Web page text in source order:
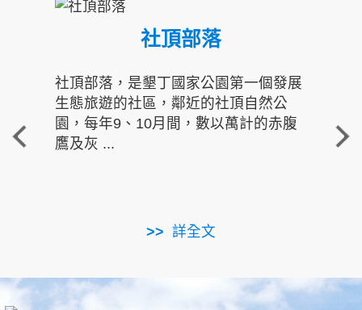
社頂部落
社頂部落，是墾丁國家公園第一個發展
生態旅遊的社區，鄰近的社頂自然公
園，每年9、10月間，數以萬計的赤腹
鷹及灰 ...
詳全文
重
走進